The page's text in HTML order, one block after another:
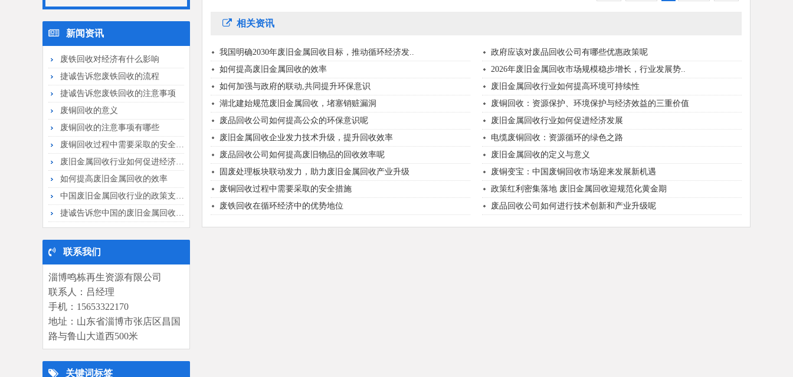
新闻资讯
废铁回收对经济有什么影响
捷诚告诉您废铁回收的流程
捷诚告诉您废铁回收的注意事项
废铜回收的意义
废铜回收的注意事项有哪些
废铜回收过程中需要采取的安全措施
废旧金属回收行业如何促进经济发展
如何提高废旧金属回收的效率
中国废旧金属回收行业的政策支持主要有...
捷诚告诉您中国的废旧金属回收行业市场...
联系我们
淄博鸣栋再生资源有限公司
联系人：吕经理
手机：15653322170
地址：山东省淄博市张店区昌国
路与鲁山大道西500米
关键词标签
相关资讯
我国明确2030年废旧金属回收目标，推动循环经济发..
政府应该对废品回收公司有哪些优惠政策呢
如何提高废旧金属回收的效率
2026年废旧金属回收市场规模稳步增长，行业发展势..
如何加强与政府的联动,共同提升环保意识
废旧金属回收行业如何提高环境可持续性
湖北建始规范废旧金属回收，堵塞销赃漏洞
废铜回收：资源保护、环境保护与经济效益的三重价值
废品回收公司如何提高公众的环保意识呢
废旧金属回收行业如何促进经济发展
废旧金属回收企业发力技术升级，提升回收效率
电缆废铜回收：资源循环的绿色之路
废品回收公司如何提高废旧物品的回收效率呢
废旧金属回收的定义与意义
固废处理板块联动发力，助力废旧金属回收产业升级
废铜变宝：中国废铜回收市场迎来发展新机遇
废铜回收过程中需要采取的安全措施
政策红利密集落地 废旧金属回收迎规范化黄金期
废铁回收在循环经济中的优势地位
废品回收公司如何进行技术创新和产业升级呢